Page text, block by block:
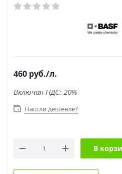
460 руб./л.
Включая НДС: 20%
Нашли дешевле?
В